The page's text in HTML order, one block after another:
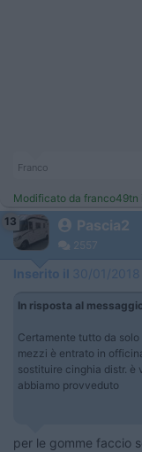
Franco
Modificato da
13
Pascia2
2557
Inserito il 30/01/2018
In risposta al
Certamente tutto da
mezzi è entrato in
sostituire cinghia distr. è
abbiamo provveduto
per le gomme faccio